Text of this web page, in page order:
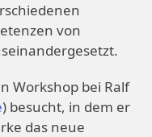
von
Workshop bei Ralf
) besucht, in dem er
das neue